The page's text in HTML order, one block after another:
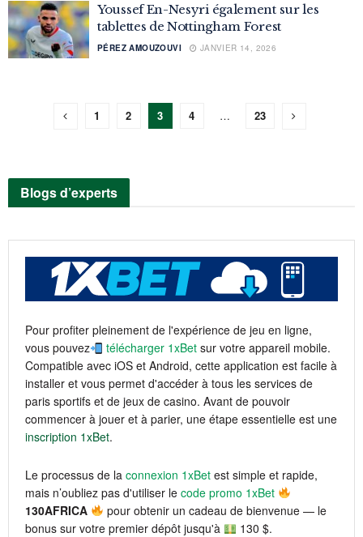
Youssef En-Nesyri également sur les
tablettes de Nottingham Forest
PÉREZ AMOUZOUVI JANVIER 14, 2026
1 2 3 4 … 23
Blogs d’experts
Pour profiter pleinement de l'expérience de jeu en ligne,
vous pouvez
télécharger 1xBet sur votre appareil mobile.
Compatible avec iOS et Android, cette application est facile à
installer et vous permet d'accéder à tous les services de
paris sportifs et de jeux de casino. Avant de pouvoir
commencer à jouer et à parier, une étape essentielle est une
inscription 1xBet.
Le processus de la connexion 1xBet est simple et rapide,
mais n’oubliez pas d'utiliser le code promo 1xBet
130AFRICA
pour obtenir un cadeau de bienvenue — le
bonus sur votre premier dépôt jusqu'à
130 $.